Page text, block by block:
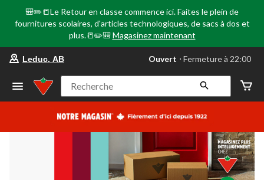
🎒✏️📒Le Retour en classe commence ici. Faites le plein de
fournitures scolaires, d'articles technologiques, de sacs à dos et
plus.📒✏️🎒 Magasinez maintenant
votre
préféré
Leduc,
AB,
courament
Fermeture
à
22:00
cliquer
Leduc, AB Ouvert ⋅ Fermeture à 22:00
Recherche